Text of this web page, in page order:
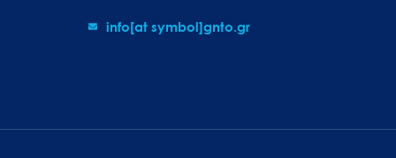
info[at symbol]gnto.gr